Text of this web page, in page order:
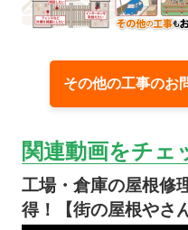
その他の工事の
関連動画をチェ
工場・倉庫の屋根修
得！【街の屋根やさん